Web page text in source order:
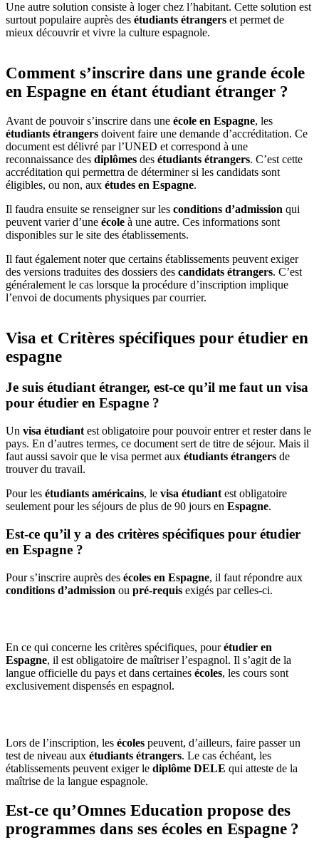
Une autre solution consiste à loger chez l’habitant. Cette solution est
surtout populaire auprès des étudiants étrangers et permet de
mieux découvrir et vivre la culture espagnole.
Comment s’inscrire dans une grande école
en Espagne en étant étudiant étranger ?
Avant de pouvoir s’inscrire dans une école en Espagne, les
étudiants étrangers doivent faire une demande d’accréditation. Ce
document est délivré par l’UNED et correspond à une
reconnaissance des diplômes des étudiants étrangers. C’est cette
accréditation qui permettra de déterminer si les candidats sont
éligibles, ou non, aux études en Espagne.
Il faudra ensuite se renseigner sur les conditions d’admission qui
peuvent varier d’une école à une autre. Ces informations sont
disponibles sur le site des établissements.
Il faut également noter que certains établissements peuvent exiger
des versions traduites des dossiers des candidats étrangers. C’est
généralement le cas lorsque la procédure d’inscription implique
l’envoi de documents physiques par courrier.
Visa et Critères spécifiques pour étudier en
espagne
Je suis étudiant étranger, est-ce qu’il me faut un visa
pour étudier en Espagne ?
Un visa étudiant est obligatoire pour pouvoir entrer et rester dans le
pays. En d’autres termes, ce document sert de titre de séjour. Mais il
faut aussi savoir que le visa permet aux étudiants étrangers de
trouver du travail.
Pour les étudiants américains, le visa étudiant est obligatoire
seulement pour les séjours de plus de 90 jours en Espagne.
Est-ce qu’il y a des critères spécifiques pour étudier
en Espagne ?
Pour s’inscrire auprès des écoles en Espagne, il faut répondre aux
conditions d’admission ou pré-requis exigés par celles-ci.
En ce qui concerne les critères spécifiques, pourétudier en
Espagne, il est obligatoire de maîtriser l’espagnol. Il s’agit de la
langue officielle du pays et dans certaines écoles, les cours sont
exclusivement dispensés en espagnol.
Lors de l’inscription, les écoles peuvent, d’ailleurs, faire passer un
test de niveau aux étudiants étrangers. Le cas échéant, les
établissements peuvent exiger le diplôme DELE qui atteste de la
maîtrise de la langue espagnole.
Est-ce qu’Omnes Education propose des
programmes dans ses écoles en Espagne ?